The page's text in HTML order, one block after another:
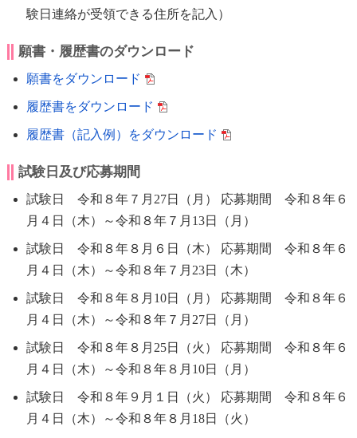
験日連絡が受領できる住所を記入）
願書・履歴書のダウンロード
願書をダウンロード
履歴書をダウンロード
履歴書（記入例）をダウンロード
試験日及び応募期間
試験日 令和８年７月27日（月） 応募期間 令和８年６
月４日（木）～令和８年７月13日（月）
試験日 令和８年８月６日（木） 応募期間 令和８年６
月４日（木）～令和８年７月23日（木）
試験日 令和８年８月10日（月） 応募期間 令和８年６
月４日（木）～令和８年７月27日（月）
試験日 令和８年８月25日（火） 応募期間 令和８年６
月４日（木）～令和８年８月10日（月）
試験日 令和８年９月１日（火） 応募期間 令和８年６
月４日（木）～令和８年８月18日（火）